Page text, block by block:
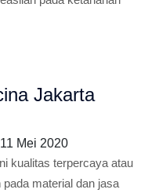
Jakarta
11 Mei 2020
kualitas terpercaya atau
material dan jasa